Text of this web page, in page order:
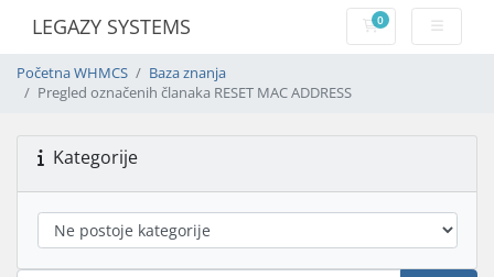
LEGAZY SYSTEMS 0Košarica
Početna WHMCS
Baza znanja
Pregled označenih članaka RESET MAC ADDRESS
Kategorije